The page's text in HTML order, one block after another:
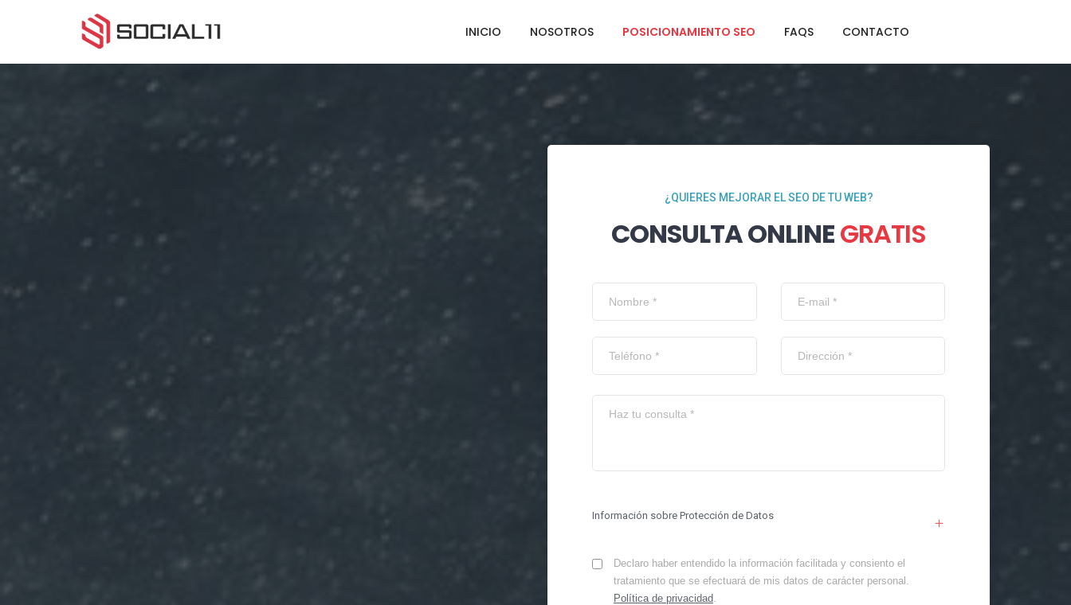
INICIO NOSOTROS POSICIONAMIENTO SEO FAQS CONTACTO
¿QUIERES MEJORAR EL SEO DE TU WEB?
CONSULTA ONLINEGRATIS
Información sobre Protección de Datos
Declaro haber entendido la información facilitada y consiento el
tratamiento que se efectuará de mis datos de carácter personal.
Política de privacidad.